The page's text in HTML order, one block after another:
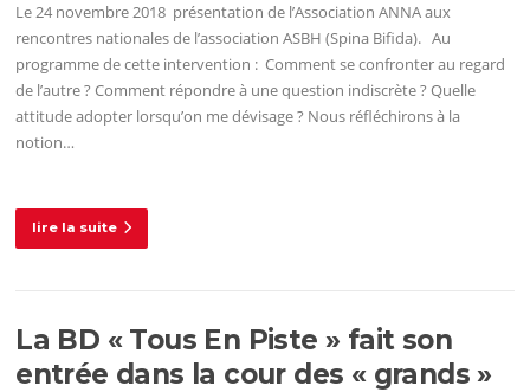
Le 24 novembre 2018 présentation de l’Association ANNA aux
rencontres nationales de l’association ASBH (Spina Bifida). Au
programme de cette intervention : Comment se confronter au regard
de l’autre ? Comment répondre à une question indiscrète ? Quelle
attitude adopter lorsqu’on me dévisage ? Nous réfléchirons à la
notion…
lire la suite
La BD « Tous En Piste » fait son
entrée dans la cour des « grands »